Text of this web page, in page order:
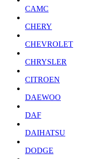
CAMC
CHERY
CHEVROLET
CHRYSLER
CITROEN
DAEWOO
DAF
DAIHATSU
DODGE